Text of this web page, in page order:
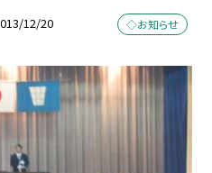
12/20 ◇お知らせ